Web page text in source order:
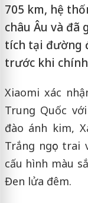
705 km, hệ
châu Âu và đã
tích tại đường
trước khi
Xiaomi xác
Trung Quốc
đào ánh kim,
Trắng ngọc
cấu hình màu
Đen lửa đêm.